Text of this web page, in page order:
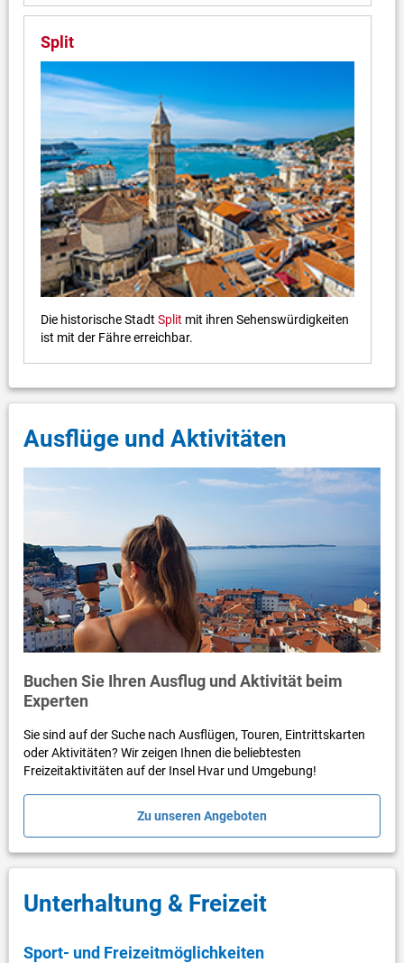
Split
Die historische Stadt Split mit ihren Sehenswürdigkeiten
ist mit der Fähre erreichbar.
Ausflüge und Aktivitäten
Buchen Sie Ihren Ausflug und Aktivität beim
Experten
Sie sind auf der Suche nach Ausflügen, Touren, Eintrittskarten
oder Aktivitäten? Wir zeigen Ihnen die beliebtesten
Freizeitaktivitäten auf der Insel Hvar und Umgebung!
Zu unseren Angeboten
Unterhaltung & Freizeit
Sport- und Freizeitmöglichkeiten